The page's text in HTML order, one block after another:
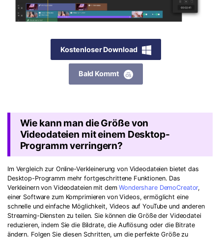
Kostenloser Download
Bald Kommt
Wie kann man die Größe von
Videodateien mit einem Desktop-
Programm verringern?
Im Vergleich zur Online-Verkleinerung von Videodateien bietet das
Desktop-Programm mehr fortgeschrittene Funktionen. Das
Verkleinern von Videodateien mit demWondershare DemoCreator,
einer Software zum Komprimieren von Videos, ermöglicht eine
schnelle und einfache Möglichkeit, Videos auf YouTube und anderen
Streaming-Diensten zu teilen. Sie können die Größe der Videodatei
reduzieren, indem Sie die Bildrate, die Auflösung oder die Bitrate
ändern. Folgen Sie diesen Schritten, um die perfekte Größe zu